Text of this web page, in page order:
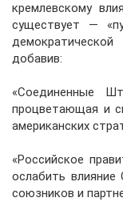
кремлевскому
существует —
добавив:
«Соединенные
процветающая и
американских
«Российское
ослабить
союзников и